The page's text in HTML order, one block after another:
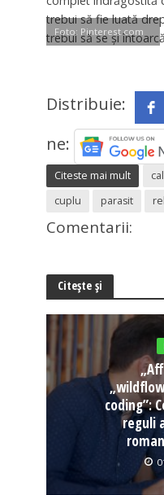
trebui să fie luată
trebui să se și
Foto: Pinterest.com
Distribuie:
ne:
Citeste mai mult
cuplu
parasit
Comentarii:
Citește și
coding”:
reguli